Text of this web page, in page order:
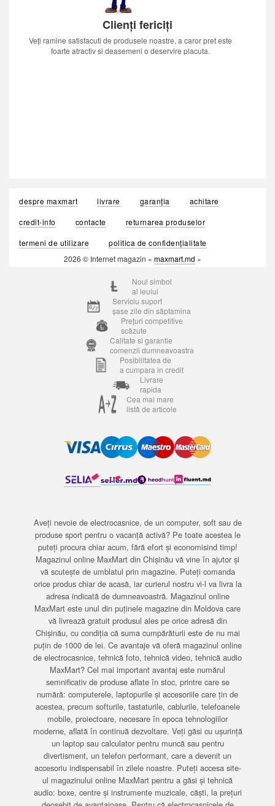
Clienți fericiți
Veți ramine satisfacuti de produsele noastre, a caror pret este
foarte atractiv si deasemeni o deservire placuta.
despre maxmart livrare garanția
achitare
credit-info
contacte
returnarea produselor
termeni de utilizare
politica de confidențialitate
2026 © Internet magazin « maxmart.md »
Noul simbol
al leului
Serviciu suport
șase zile din săptamina
Prețuri competitive
scăzute
Calitate si garantie
comenzii dumneavoastra
Posibilitatea de
a cumpara in credit
Livrare
rapida
Cea mai mare
listă de articole
Aveți nevoie de electrocasnice, de un computer, soft sau de
produse sport pentru o vacanță activă? Pe toate acestea le
puteți procura chiar acum, fără efort și economisind timp!
Magazinul online MaxMart din Chișinău vă vine în ajutor și
vă scutește de umblatul prin magazine. Puteți comanda
orice produs chiar de acasă, iar curierul nostru vi-l va livra la
adresa indicată de dumneavoastră. Magazinul online
MaxMart este unul din puținele magazine din Moldova care
vă livrează gratuit produsul ales pe orice adresă din
Chișinău, cu condiția că suma cumpărăturii este de nu mai
puțin de 1000 de lei. Ce avantaje vă oferă magazinul online
de electrocasnice, tehnică foto, tehnică video, tehnică audio
MaxMart? Cel mai important avantaj este numărul
semnificativ de produse aflate în stoc, printre care se
numără: computerele, laptopurile și accesoriile care țin de
acestea, precum softurile, tastaturile, cablurile, telefoanele
mobile, proiectoare, necesare în epoca tehnologiilor
moderne, aflată în continuă dezvoltare. Veți găsi cu ușurință
un laptop sau calculator pentru muncă sau pentru
divertisment, un telefon performant, care a devenit un
accesoriu indispensabil în zilele noastre. Puteți accesa site-
ul magazinului online MaxMart pentru a găsi și tehnică
audio: boxe, centre și instrumente muzicale, căști, la prețuri